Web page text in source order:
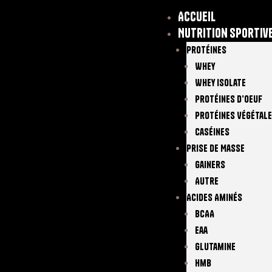
Accueil
Nutrition
Protéines
Whey
Whey Isolate
Protéines D’oeuf
Protéines
Caséines
Prise De Masse
Gainers
Autre
Acides Aminés
BCAA
Eaa
Glutamine
Hmb